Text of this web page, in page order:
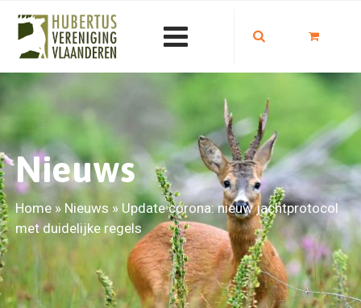
Nieuws
Home» Nieuws » Update corona: nieuw jachtprotocol
met duidelijke regels